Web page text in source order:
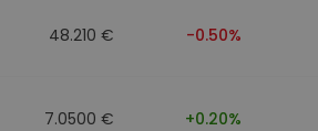
48.210 € -0.50%
7.0500 € +0.20%